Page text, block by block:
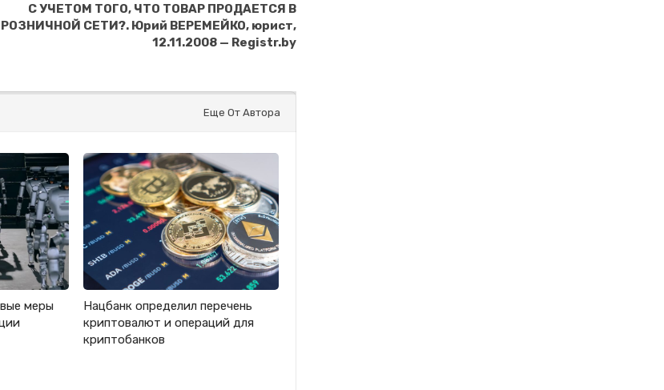
С УЧЕТОМ ТОГО, ЧТО ТОВАР ПРОДАЕТСЯ В
РОЗНИЧНОЙ СЕТИ?. Юрий ВЕРЕМЕЙКО, юрист,
12.11.2008 — Registr.by
Еще От Автора
меры
Нацбанк определил перечень
криптовалют и операций для
криптобанков